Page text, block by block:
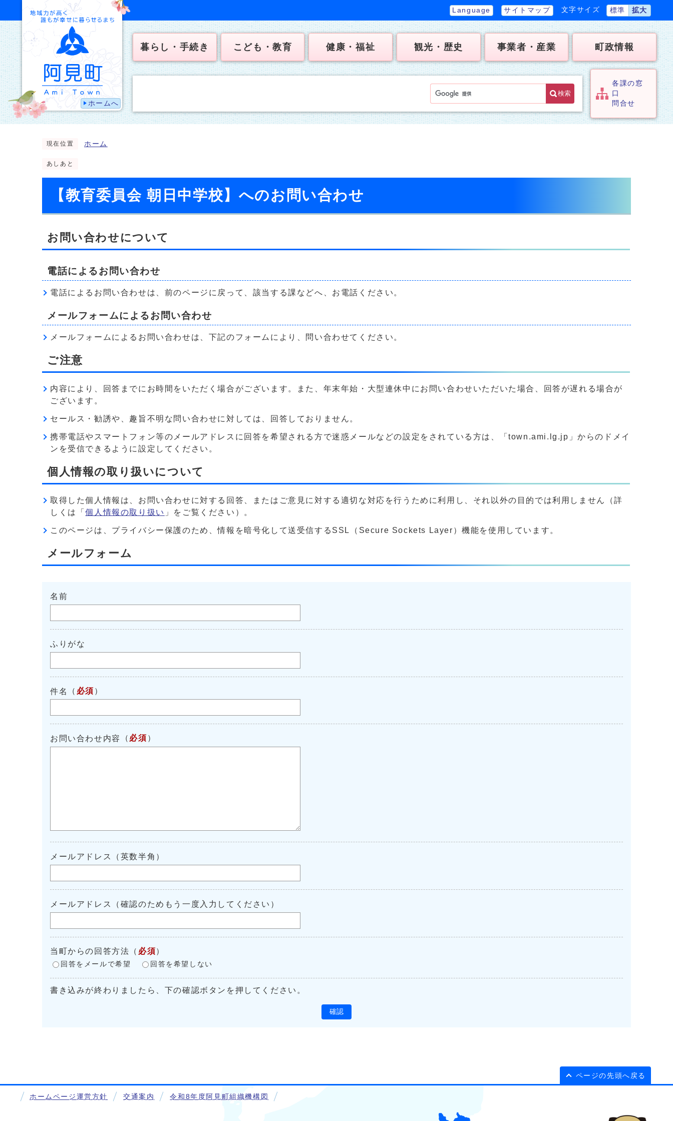
ホームへ
Language サイトマップ 文字サイズ 標準 拡大
暮らし・手続き こども・教育 健康・福祉 観光・歴史 事業者・産業 町政情報
検索
各課の窓
口
問合せ
現在位置 ホーム
あしあと
【教育委員会 朝日中学校】へのお問い合わせ
お問い合わせについて
電話によるお問い合わせ
電話によるお問い合わせは、前のページに戻って、該当する課などへ、お電話ください。
メールフォームによるお問い合わせ
メールフォームによるお問い合わせは、下記のフォームにより、問い合わせてください。
ご注意
内容により、回答までにお時間をいただく場合がございます。また、年末年始・大型連休中にお問い合わせいただいた場合、回答が遅れる場合が
ございます。
セールス・勧誘や、趣旨不明な問い合わせに対しては、回答しておりません。
携帯電話やスマートフォン等のメールアドレスに回答を希望される方で迷惑メールなどの設定をされている方は、「town.ami.lg.jp」からのドメイ
ンを受信できるように設定してください。
個人情報の取り扱いについて
取得した個人情報は、お問い合わせに対する回答、またはご意見に対する適切な対応を行うために利用し、それ以外の目的では利用しません（詳
しくは「個人情報の取り扱い 」をご覧ください）。
このページは、プライバシー保護のため、情報を暗号化して送受信するSSL（Secure Sockets Layer）機能を使用しています。
メールフォーム
名前
ふりがな
件名 （ 必須 ）
お問い合わせ内容 （ 必須 ）
メールアドレス（英数半角）
メールアドレス（確認のためもう一度入力してください）
当町からの回答方法 （ 必須）
回答をメールで希望 回答を希望しない
書き込みが終わりましたら、下の確認ボタンを押してください。
確認
ページの先頭へ戻る
ホームページ運営方針 交通案内 令和8年度阿見町組織機構図